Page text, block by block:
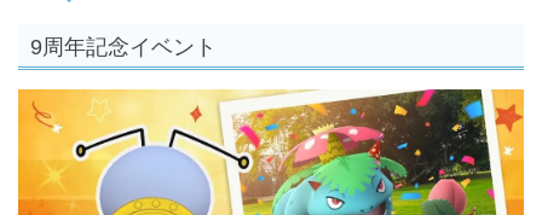
9周年記念イベント